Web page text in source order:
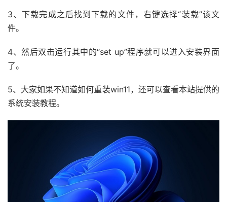
3、下载完成之后找到下载的文件，右键选择“装载”该文
件。
4、然后双击运行其中的“set up”程序就可以进入安装界面
了。
5、大家如果不知道如何重装win11，还可以查看本站提供的
系统安装教程。